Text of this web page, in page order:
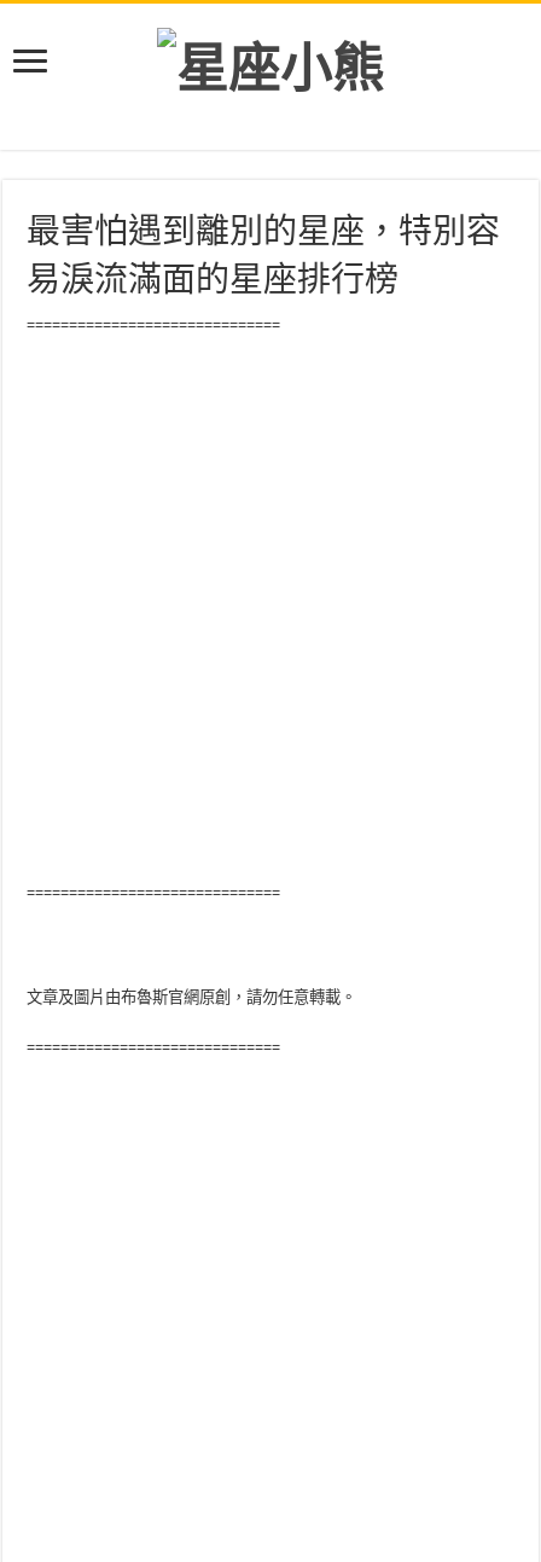
最害怕遇到離別的星座，特別容
易淚流滿面的星座排行榜
==============================
==============================
文章及圖片由布魯斯官網原創，請勿任意轉載。
==============================